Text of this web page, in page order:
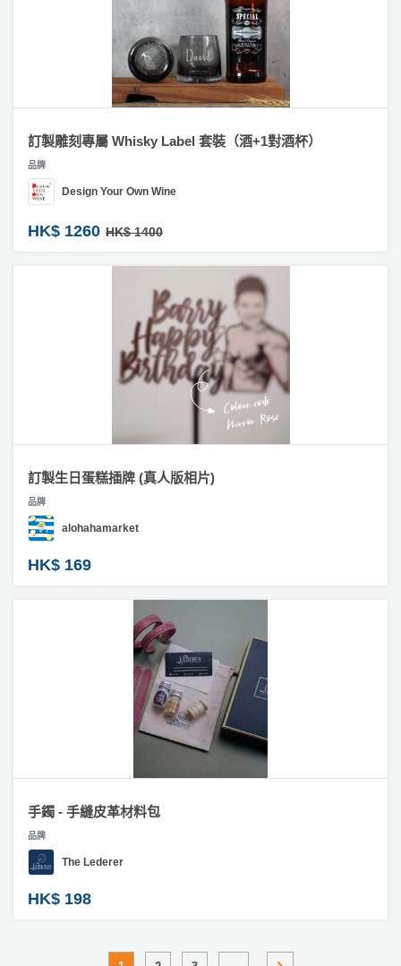
訂製雕刻專屬 Whisky Label 套裝（酒+1對酒杯）
品牌
Design Your Own Wine
HK$ 1260 HK$ 1400
訂製生日蛋糕插牌 (真人版相片)
品牌
alohahamarket
HK$ 169
手鐲 - 手縫皮革材料包
品牌
The Lederer
HK$ 198